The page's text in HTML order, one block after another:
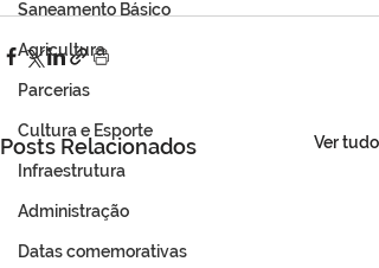
Saneamento Básico
Agricultura
Parcerias
Cultura e Esporte
Infraestrutura
Administração
Datas comemorativas
Posts Relacionados Ver tudo